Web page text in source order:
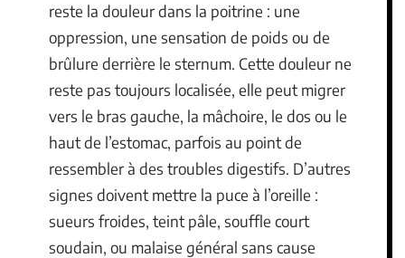
reste la douleur dans la poitrine : une
oppression, une sensation de poids ou de
brûlure derrière le sternum. Cette douleur ne
reste pas toujours localisée, elle peut migrer
vers le bras gauche, la mâchoire, le dos ou le
haut de l’estomac, parfois au point de
ressembler à des troubles digestifs. D’autres
signes doivent mettre la puce à l’oreille :
sueurs froides, teint pâle, souffle court
soudain, ou malaise général sans cause